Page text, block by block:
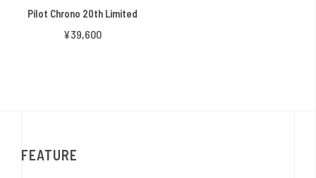
Pilot Chrono 20th Limited
¥39,600
FEATURE